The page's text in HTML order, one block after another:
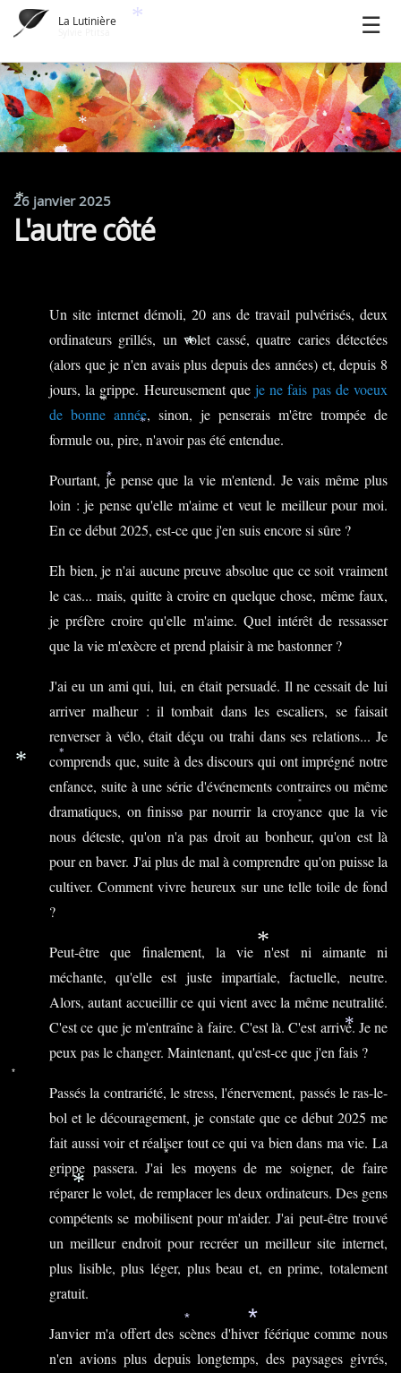
*
*
*
*
*
*
*
*
La Lutinière
26 janvier 2025
L'autre côté
Un site internet démoli, 20 ans de travail pulvérisés, deux
ordinateurs grillés, un volet cassé, quatre caries détectées
(alors que je n'en avais plus depuis des années) et, depuis 8
jours, la grippe. Heureusement que je ne fais pas de voeux
de bonne année, sinon, je penserais m'être trompée de
formule ou, pire, n'avoir pas été entendue.
Pourtant, je pense que la vie m'entend. Je vais même plus
loin : je pense qu'elle m'aime et veut le meilleur pour moi.
En ce début 2025, est-ce que j'en suis encore si sûre ?
Eh bien, je n'ai aucune preuve absolue que ce soit vraiment
le cas... mais, quitte à croire en quelque chose, même faux,
je préfère croire qu'elle m'aime. Quel intérêt de ressasser
que la vie m'exècre et prend plaisir à me bastonner ?
J'ai eu un ami qui, lui, en était persuadé. Il ne cessait de lui
arriver malheur : il tombait dans les escaliers, se faisait
renverser à vélo, était déçu ou trahi dans ses relations... Je
comprends que, suite à des discours qui ont imprégné notre
enfance, suite à une série d'événements contraires ou même
dramatiques, on finisse par nourrir la croyance que la vie
nous déteste, qu'on n'a pas droit au bonheur, qu'on est là
pour en baver. J'ai plus de mal à comprendre qu'on puisse la
cultiver. Comment vivre heureux sur une telle toile de fond
?
Peut-être que finalement, la vie n'est ni aimante ni
méchante, qu'elle est juste impartiale, factuelle, neutre.
Alors, autant accueillir ce qui vient avec la même neutralité.
C'est ce que je m'entraîne à faire. C'est là. C'est arrivé. Je ne
peux pas le changer. Maintenant, qu'est-ce que j'en fais ?
Passés la contrariété, le stress, l'énervement, passés le ras-le-
bol et le découragement, je constate que ce début 2025 me
fait aussi voir et réaliser tout ce qui va bien dans ma vie. La
grippe passera. J'ai les moyens de me soigner, de faire
réparer le volet, de remplacer les deux ordinateurs. Des gens
compétents se mobilisent pour m'aider. J'ai peut-être trouvé
un meilleur endroit pour recréer un meilleur site internet,
plus lisible, plus léger, plus beau et, en prime, totalement
gratuit.
Janvier m'a offert des scènes d'hiver féérique comme nous
n'en avions plus depuis longtemps, des paysages givrés,